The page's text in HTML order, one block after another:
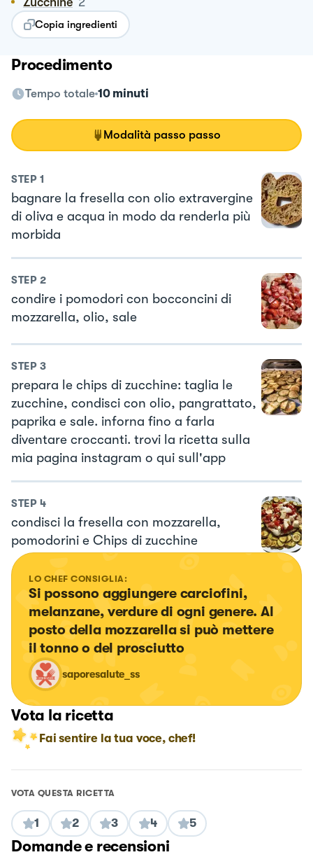
Copia ingredienti
Procedimento
Tempo totale 10 minuti
Modalità passo passo
STEP 1
bagnare la fresella con olio extravergine
di oliva e acqua in modo da renderla più
morbida
STEP 2
condire i pomodori con bocconcini di
mozzarella, olio, sale
STEP 3
prepara le chips di zucchine: taglia le
zucchine, condisci con olio, pangrattato,
paprika e sale. inforna fino a farla
diventare croccanti. trovi la ricetta sulla
mia pagina instagram o qui sull'app
STEP 4
condisci la fresella con mozzarella,
pomodorini e Chips di zucchine
LO CHEF CONSIGLIA:
Si possono aggiungere carciofini,
melanzane, verdure di ogni genere. Al
posto della mozzarella si può mettere
il tonno o del prosciutto
saporesalute_ss
Vota la ricetta
Fai sentire la tua voce, chef!
VOTA QUESTA RICETTA
1 2 3 4 5
Domande e recensioni